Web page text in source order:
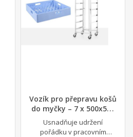
Vozík pro přepravu košů
do myčky – 7 x 500x500
mm, HENDI,...
Usnadňuje udržení
pořádku v pracovním